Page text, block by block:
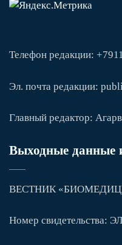
Телефон редакции:
Эл. почта редакции:
Главный редактор:
Выходные данные
ВЕСТНИК
Номер свидетельства: